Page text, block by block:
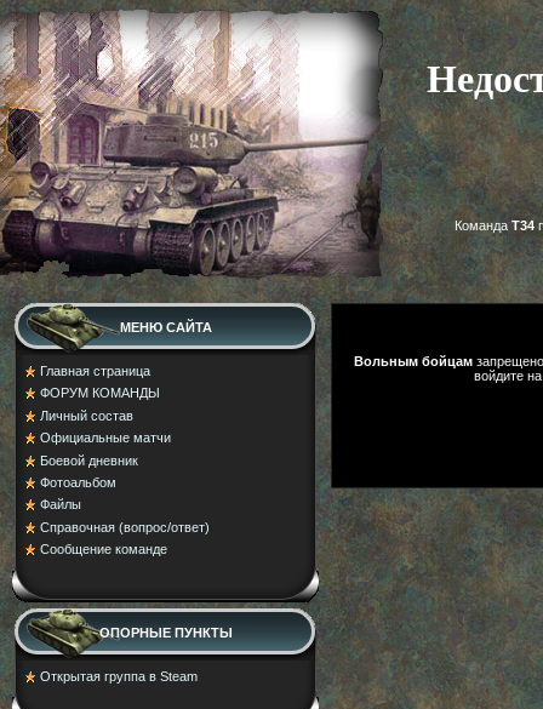
КомандаТ34
МЕНЮ САЙТА
Главная страница
ФОРУМ КОМАНДЫ
Личный состав
Официальные матчи
Боевой дневник
Фотоальбом
Файлы
Справочная (вопрос/ответ)
Cообщение команде
ОПОРНЫЕ ПУНКТЫ
Открытая группа в Steam
Вольным бойцамзапрещено
войдите